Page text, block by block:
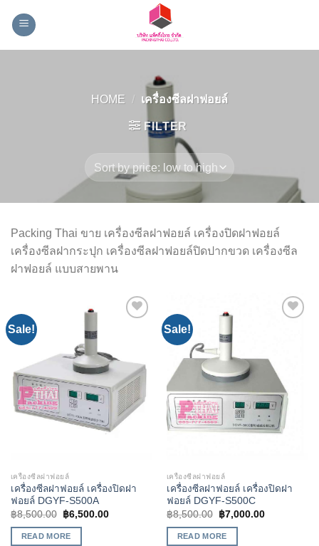
HOME / เครื่องซีลฝาฟอยล์
FILTER
Packing Thai ขาย เครื่องซีลฝาฟอยล์ เครื่องปิดฝาฟอยล์
เครื่องซีลฝากระปุก เครื่องซีลฝาฟอยล์ปิดปากขวด เครื่องซีล
ฝาฟอยล์ แบบสายพาน
Sale!
เครื่องซีลฝาฟอยล์
เครื่องซีลฝาฟอยล์ เครื่องปิดฝา
ฟอยล์ DGYF-S500A
฿8,500.00 ฿6,500.00
READ MORE
Sale!
เครื่องซีลฝาฟอยล์
เครื่องซีลฝาฟอยล์ เครื่องปิดฝา
ฟอยล์ DGYF-S500C
฿8,500.00 ฿7,000.00
READ MORE